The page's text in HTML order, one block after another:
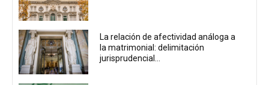
La relación de afectividad análoga a
la matrimonial: delimitación
jurisprudencial...